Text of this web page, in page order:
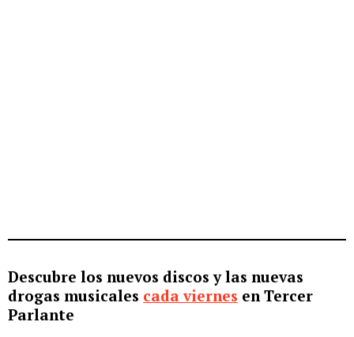
Descubre los nuevos discos y las nuevas
drogas musicales cada viernes en Tercer
Parlante